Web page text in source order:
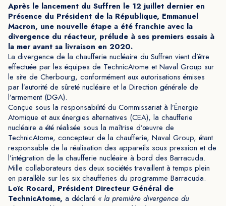
Après le lancement du Suffren le 12 juillet dernier en
Présence du Président de la République, Emmanuel
Macron, une nouvelle étape a été franchie avec la
divergence du réacteur, prélude à ses premiers essais à
la mer avant sa livraison en 2020.
La divergence de la chaufferie nucléaire du Suffren vient d’être
effectuée par les équipes de TechnicAtome et Naval Group sur
le site de Cherbourg, conformément aux autorisations émises
par l’autorité de sûreté nucléaire et la Direction générale de
l’armement (DGA).
Conçue sous la responsabilité du Commissariat à l’Énergie
Atomique et aux énergies alternatives (CEA), la chaufferie
nucléaire a été réalisée sous la maîtrise d’œuvre de
TechnicAtome, concepteur de la chaufferie, Naval Group, étant
responsable de la réalisation des appareils sous pression et de
l’intégration de la chaufferie nucléaire à bord des Barracuda.
Mille collaborateurs des deux sociétés travaillent à temps plein
en parallèle sur les six chaufferies du programme Barracuda.
Loïc Rocard, Président Directeur Général de
TechnicAtome, a déclaré « la première divergence du